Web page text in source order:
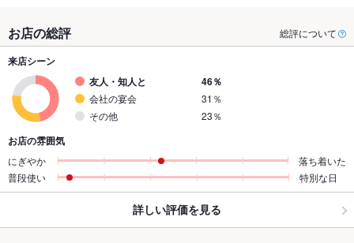
お店の総評 総評について
来店シーン
友人・知人と
46％
会社の宴会
31％
その他
23％
お店の雰囲気
にぎやか
落ち着いた
普段使い
特別な日
詳しい評価を見る